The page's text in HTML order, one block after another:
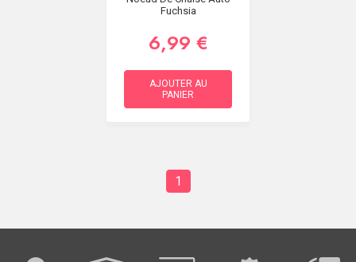
Fuchsia
6,99 €
AJOUTER AU
PANIER
1